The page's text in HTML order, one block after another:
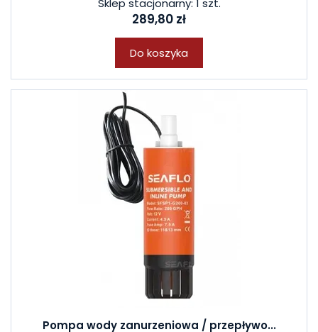
Sklep stacjonarny: 1 szt.
289,80 zł
Do koszyka
Pompa wody zanurzeniowa / przepływo...